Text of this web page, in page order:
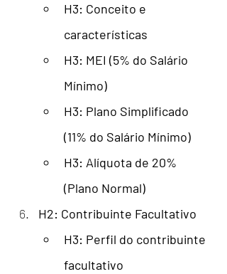
H3: Conceito e
características
H3: MEI (5% do Salário
Mínimo)
H3: Plano Simplificado
(11% do Salário Mínimo)
H3: Alíquota de 20%
(Plano Normal)
H2: Contribuinte Facultativo
H3: Perfil do contribuinte
facultativo